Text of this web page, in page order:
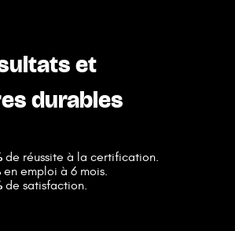
et
durables
de réussite à la certification.
en emploi à 6 mois.
de satisfaction.